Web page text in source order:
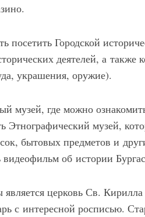
посетить Городской
деятелей, а также
украшения, оружие).
музей, где можно
музей,
бытовых предметов и
об истории
церковь Св.
с интересной росписью.